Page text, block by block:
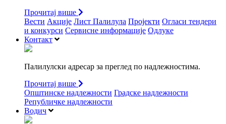
Прочитај више
Вести Акције Лист Палилула Пројекти Огласи тендери
и конкурси Сервисне информације Одлуке
Контакт
Палилулски адресар за преглед по надлежностима.
Прочитај више
Општинске надлежности Градске надлежности
Републичке надлежности
Водич